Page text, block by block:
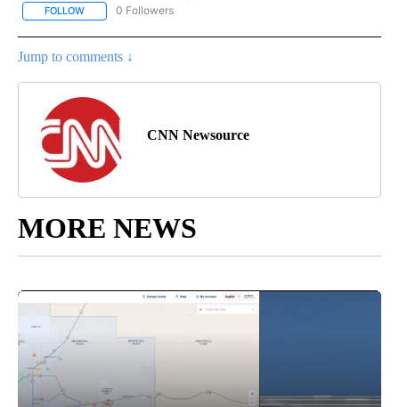
FOLLOW FOLLOW "CNN - SPANISH" TO RECEIVE NOTIFICATIONS ABOUT
0 Followers
Jump to comments ↓
CNN Newsource
MORE NEWS